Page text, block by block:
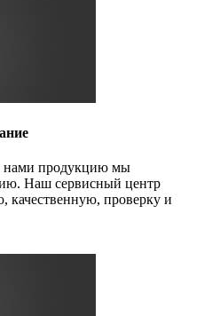
нами продукцию мы
Наш сервисный центр
качественную, проверку и